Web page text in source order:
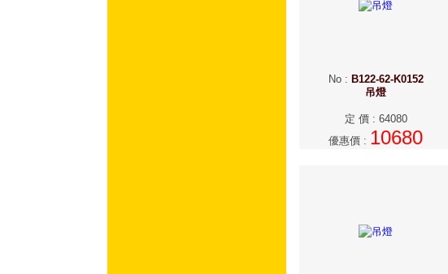
No: B122-62-K0152
吊燈
定 價: 64080
優惠價 : 10680